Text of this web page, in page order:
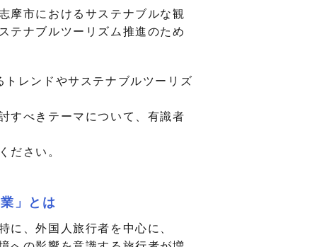
摩市におけるサステナブルな観
テナブルツーリズム推進のため
レンドやサステナブルツーリズ
すべきテーマについて、有識者
ださい。
」とは
に、外国人旅行者を中心に、